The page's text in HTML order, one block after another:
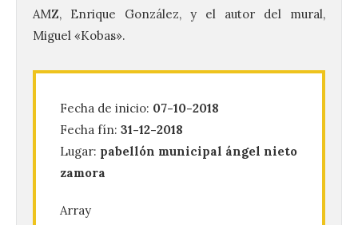
AMZ, Enrique González, y el autor del mural,
Miguel «Kobas».
Fecha de inicio: 07-10-2018
Fecha fín: 31-12-2018
Lugar: pabellón municipal ángel nieto
zamora
Array
creación musical con el I
Composición Coral Sacra
8 Ago 2026